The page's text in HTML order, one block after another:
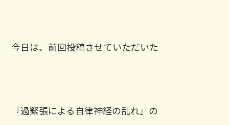
今日は、前回投稿させていただいた
『過緊張による自律神経の乱れ』の